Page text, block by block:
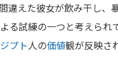
違えた彼女が飲み干し、
る試練の一つと考えられ
プト人の価値観が反映さ